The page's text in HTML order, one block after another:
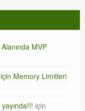
MVP
Memory Limitleri
için